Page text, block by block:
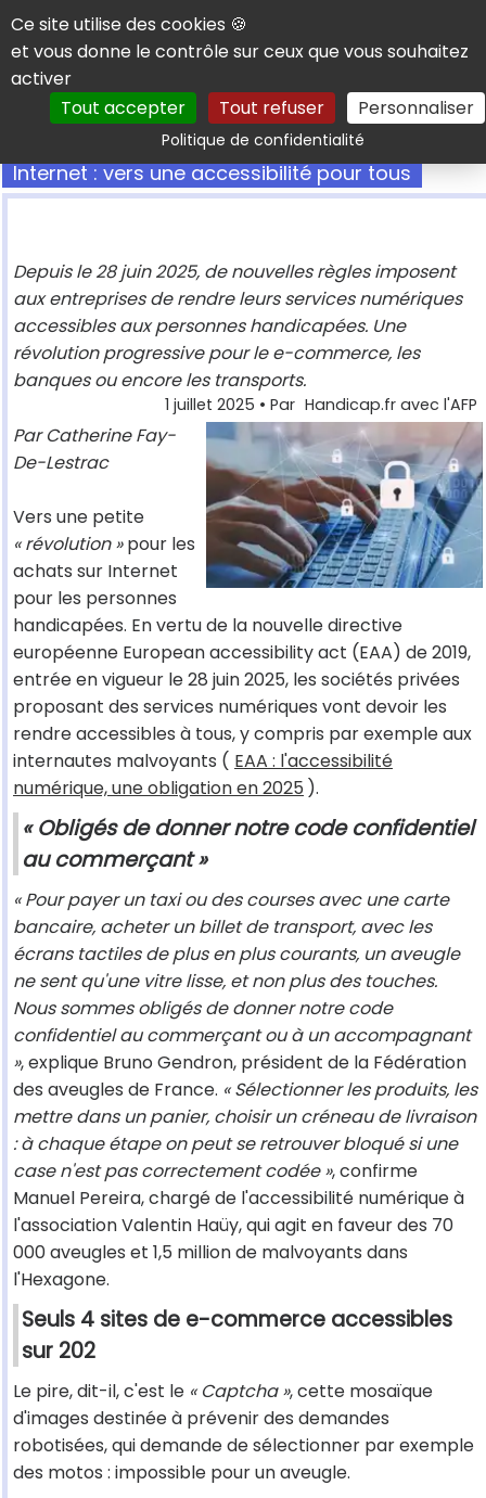
Panneau de gestion des cookies
Ce site utilise des cookies 🍪
et vous donne le contrôle sur ceux que vous souhaitez
activer
Tout accepter
Tout refuser Personnaliser
Politique de confidentialitéRechercher
Internet : vers une accessibilité pour tous
Depuis le 28 juin 2025, de nouvelles règles imposent
aux entreprises de rendre leurs services numériques
accessibles aux personnes handicapées. Une
révolution progressive pour le e-commerce, les
banques ou encore les transports.
1 juillet 2025 • Par Handicap.fr avec l'AFP
Par Catherine Fay-
De-Lestrac
Vers une petite
« révolution »pour les
achats sur Internet
pour les personnes
handicapées. En vertu de la nouvelle directive
européenne European accessibility act (EAA) de 2019,
entrée en vigueur le 28 juin 2025, les sociétés privées
proposant des services numériques vont devoir les
rendre accessibles à tous, y compris par exemple aux
internautes malvoyants ( EAA : l'accessibilité
numérique, une obligation en 2025 ).
« Obligés de donner notre code confidentiel
au commerçant »
« Pour payer un taxi ou des courses avec une carte
bancaire, acheter un billet de transport, avec les
écrans tactiles de plus en plus courants, un aveugle
ne sent qu'une vitre lisse, et non plus des touches.
Nous sommes obligés de donner notre code
confidentiel au commerçant ou à un accompagnant
», explique Bruno Gendron, président de la Fédération
des aveugles de France. « Sélectionner les produits, les
mettre dans un panier, choisir un créneau de livraison
: à chaque étape on peut se retrouver bloqué si une
case n'est pas correctement codée », confirme
Manuel Pereira, chargé de l'accessibilité numérique à
l'association Valentin Haüy, qui agit en faveur des 70
000 aveugles et 1,5 million de malvoyants dans
l'Hexagone.
Seuls 4 sites de e-commerce accessibles
sur 202
Le pire, dit-il, c'est le « Captcha », cette mosaïque
d'images destinée à prévenir des demandes
robotisées, qui demande de sélectionner par exemple
des motos : impossible pour un aveugle.